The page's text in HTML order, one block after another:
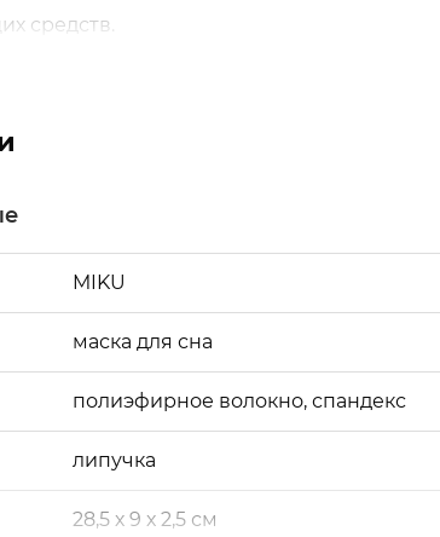
средств.
MIKU
маска для сна
полиэфирное волокно, спандекс
липучка
28,5 х 9 х 2,5 см